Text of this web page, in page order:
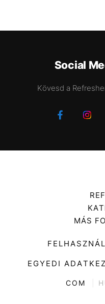
Social
Kövesd a
MÁS
EGYEDI
COM